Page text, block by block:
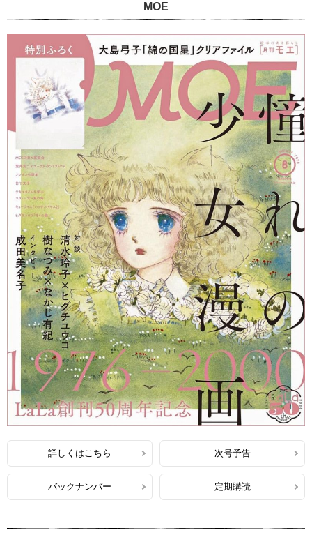
MOE
詳しくはこちら 次号予告
バックナンバー 定期購読